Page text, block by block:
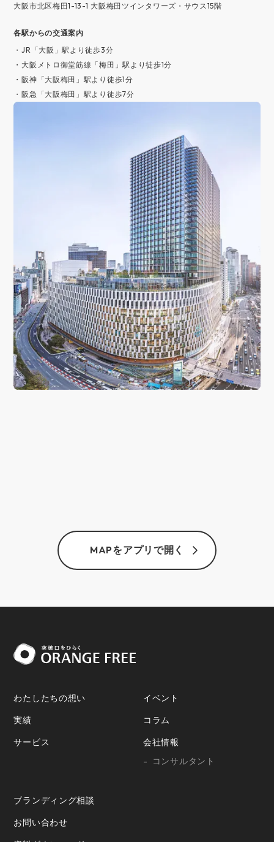
大阪市北区梅田1-13-1 大阪梅田ツインタワーズ・サウス15階
各駅からの交通案内
・JR「大阪」駅より徒歩3分
・大阪メトロ御堂筋線「梅田」駅より徒歩1分
・阪神「大阪梅田」駅より徒歩1分
・阪急「大阪梅田」駅より徒歩7分
MAPをアプリで開く
わたしたちの想い
実績
サービス
イベント
コラム
会社情報
コンサルタント
ブランディング相談
お問い合わせ